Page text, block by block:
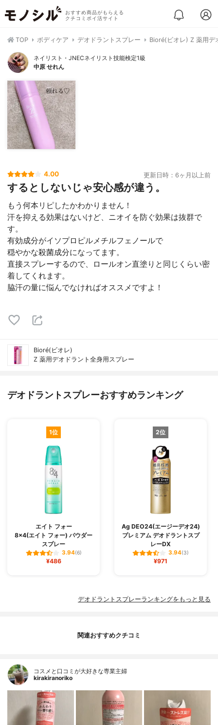
おすすめ商品がもらえる
クチコミポイ活サイト
TOP ボディケア デオドラントスプレー Bioré(ビオレ) Z 薬用デ
ネイリスト・JNECネイリスト技能検定1級
中原 せれん
4.00 更新日時：6ヶ月以上前
するとしないじゃ安心感が違う。
もう何本リピしたかわかりません！
汗を抑える効果はないけど、ニオイを防ぐ効果は抜群で
す。
有効成分がイソプロピルメチルフェノールで
穏やかな殺菌成分になってます。
直接スプレーするので、ロールオン直塗りと同じくらい密
着してくれます。
脇汗の量に悩んでなければオススメですよ！
Bioré(ビオレ)
Z 薬用デオドラント全身用スプレー
デオドラントスプレーおすすめランキング
1位
エイト フォー
8×4(エイト フォー) パウダー
スプレー
3.94(6)
¥486
2位
Ag DEO24(エージーデオ24)
プレミアム デオドラントスプ
レーDX
3.94(3)
¥971
デオドラントスプレーランキングをもっと見る
関連おすすめクチコミ
コスメと口コミが大好きな専業主婦
kirakiranoriko